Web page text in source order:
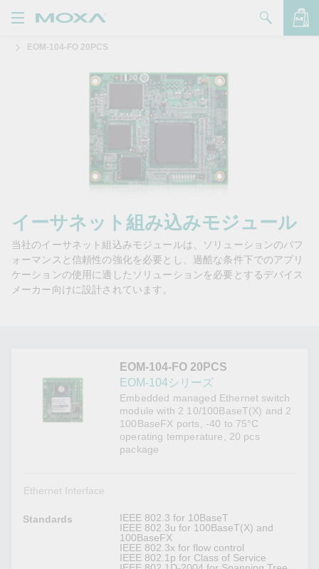
品
問い合わせ
ートナー・ゾーン
Moxa
EOM-104-FO 20PCS
イーサネット組み込みモジュール
当社のイーサネット組込みモジュールは、ソリューションのパフ
ォーマンスと信頼性の強化を必要とし、過酷な条件下でのアプリ
ケーションの使用に適したソリューションを必要とするデバイス
メーカー向けに設計されています。
EOM-104-FO 20PCS
EOM-104シリーズ
Embedded managed Ethernet switch
module with 2 10/100BaseT(X) and 2
100BaseFX ports, -40 to 75°C
operating temperature, 20 pcs
package
Ethernet Interface
Standards
IEEE 802.3 for 10BaseT
IEEE 802.3u for 100BaseT(X) and
100BaseFX
IEEE 802.3x for flow control
IEEE 802.1p for Class of Service